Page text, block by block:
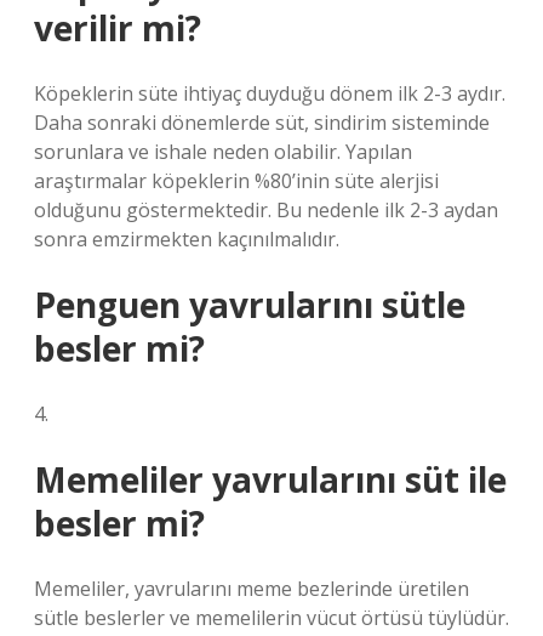
verilir mi?
Köpeklerin süte ihtiyaç duyduğu dönem ilk 2-3 aydır.
Daha sonraki dönemlerde süt, sindirim sisteminde
sorunlara ve ishale neden olabilir. Yapılan
araştırmalar köpeklerin %80’inin süte alerjisi
olduğunu göstermektedir. Bu nedenle ilk 2-3 aydan
sonra emzirmekten kaçınılmalıdır.
Penguen yavrularını sütle
besler mi?
4.
Memeliler yavrularını süt ile
besler mi?
Memeliler, yavrularını meme bezlerinde üretilen
sütle beslerler ve memelilerin vücut örtüsü tüylüdür.